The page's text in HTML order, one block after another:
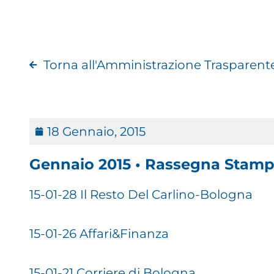
Torna all'Amministrazione
18 Gennaio, 2015
Gennaio 2015 • Rassegna
15-01-28 Il Resto Del Carlino-Bologna
15-01-26 Affari&Finanza